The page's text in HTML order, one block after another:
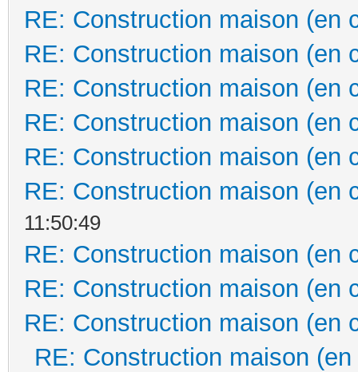
RE: Construction maison (en
RE: Construction maison (en
RE: Construction maison (en
RE: Construction maison (en
RE: Construction maison (en
RE: Construction maison (en
11:50:49
RE: Construction maison (en
RE: Construction maison (en
RE: Construction maison (en
RE: Construction maison